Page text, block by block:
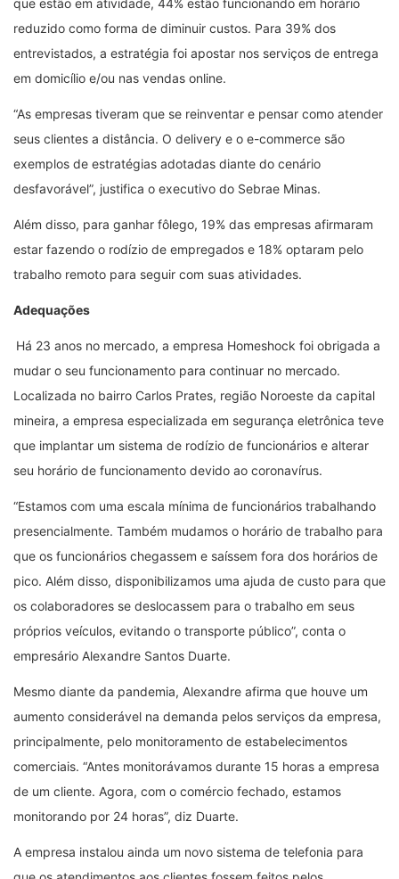
reduzido como forma de diminuir custos. Para 39% dos
entrevistados, a estratégia foi apostar nos serviços de entrega
em domicílio e/ou nas vendas online.
“As empresas tiveram que se reinventar e pensar como atender
seus clientes a distância. O delivery e o e-commerce são
exemplos de estratégias adotadas diante do cenário
desfavorável”, justifica o executivo do Sebrae Minas.
Além disso, para ganhar fôlego, 19% das empresas afirmaram
estar fazendo o rodízio de empregados e 18% optaram pelo
trabalho remoto para seguir com suas atividades.
Adequações
Há 23 anos no mercado, a empresa Homeshock foi obrigada a
mudar o seu funcionamento para continuar no mercado.
Localizada no bairro Carlos Prates, região Noroeste da capital
mineira, a empresa especializada em segurança eletrônica teve
que implantar um sistema de rodízio de funcionários e alterar
seu horário de funcionamento devido ao coronavírus.
“Estamos com uma escala mínima de funcionários trabalhando
presencialmente. Também mudamos o horário de trabalho para
que os funcionários chegassem e saíssem fora dos horários de
pico. Além disso, disponibilizamos uma ajuda de custo para que
os colaboradores se deslocassem para o trabalho em seus
próprios veículos, evitando o transporte público”, conta o
empresário Alexandre Santos Duarte.
Mesmo diante da pandemia, Alexandre afirma que houve um
aumento considerável na demanda pelos serviços da empresa,
principalmente, pelo monitoramento de estabelecimentos
comerciais. “Antes monitorávamos durante 15 horas a empresa
de um cliente. Agora, com o comércio fechado, estamos
monitorando por 24 horas”, diz Duarte.
A empresa instalou ainda um novo sistema de telefonia para